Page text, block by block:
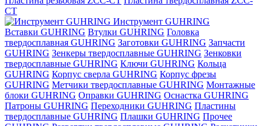
CT
Инструмент GUHRING
Вставки GUHRING Втулки GUHRING Головка
твердосплавная GUHRING Заготовки GUHRING Запчасти
GUHRING Зенкеры твердосплавные GUHRING Зенковки
твердосплавные GUHRING Ключи GUHRING Кольца
GUHRING Корпус сверла GUHRING Корпус фрезы
GUHRING Метчики твердосплавные GUHRING Монтажные
блоки GUHRING Оправки GUHRING Оснастка GUHRING
Патроны GUHRING Переходники GUHRING Пластины
твердосплавные GUHRING Плашки GUHRING Прочее